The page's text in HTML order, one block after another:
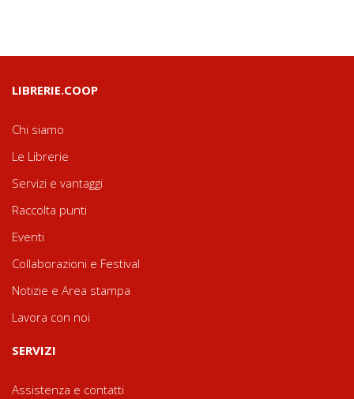
LIBRERIE.COOP
Chi siamo
Le Librerie
Servizi e vantaggi
Raccolta punti
Eventi
Collaborazioni e Festival
Notizie e Area stampa
Lavora con noi
SERVIZI
Assistenza e contatti